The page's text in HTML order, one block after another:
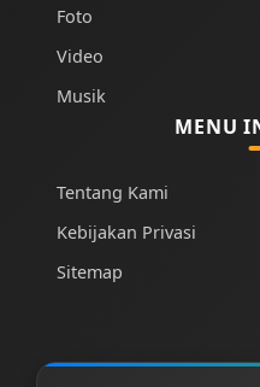
Foto
Video
Musik
MENU
Tentang Kami
Kebijakan Privasi
Sitemap